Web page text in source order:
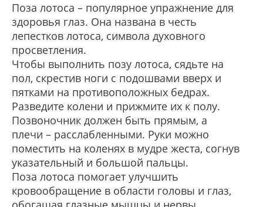
Поза лотоса – популярное упражнение для
здоровья глаз. Она названа в честь
лепестков лотоса, символа духовного
просветления.
Чтобы выполнить позу лотоса, сядьте на
пол, скрестив ноги с подошвами вверх и
пятками на противоположных бедрах.
Разведите колени и прижмите их к полу.
Позвоночник должен быть прямым, а
плечи – расслабленными. Руки можно
поместить на коленях в мудре жеста, согнув
указательный и большой пальцы.
Поза лотоса помогает улучшить
кровообращение в области головы и глаз,